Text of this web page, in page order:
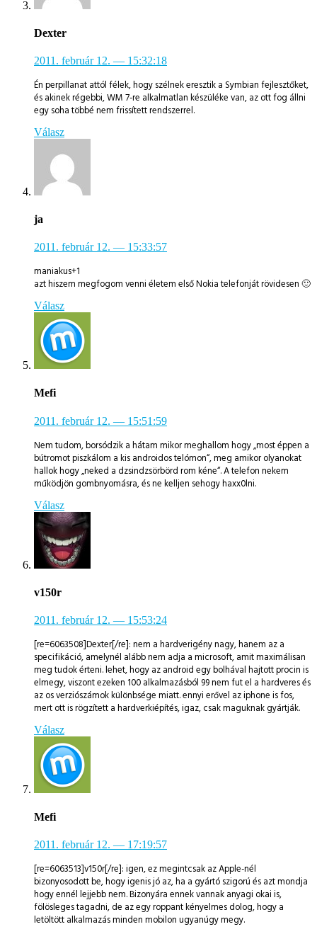
Dexter
2011. február 12. — 15:32:18
Én perpillanat attól félek, hogy szélnek eresztik a Symbian fejlesztőket,
és akinek régebbi, WM 7-re alkalmatlan készüléke van, az ott fog állni
egy soha többé nem frissített rendszerrel.
Válasz
ja
2011. február 12. — 15:33:57
maniakus+1
azt hiszem megfogom venni életem első Nokia telefonját rövidesen 🙂
Válasz
Mefi
2011. február 12. — 15:51:59
Nem tudom, borsódzik a hátam mikor meghallom hogy „most éppen a
bútromot piszkálom a kis androidos telómon“, meg amikor olyanokat
hallok hogy „neked a dzsindzsörbörd rom kéne“. A telefon nekem
működjön gombnyomásra, és ne kelljen sehogy haxx0lni.
Válasz
v150r
2011. február 12. — 15:53:24
[re=6063508]Dexter[/re]: nem a hardverigény nagy, hanem az a
specifikáció, amelynél alább nem adja a microsoft, amit maximálisan
meg tudok érteni. lehet, hogy az android egy bolhával hajtott procin is
elmegy, viszont ezeken 100 alkalmazásból 99 nem fut el a hardveres és
az os verziószámok különbsége miatt. ennyi erővel az iphone is fos,
mert ott is rögzített a hardverkiépítés, igaz, csak maguknak gyártják.
Válasz
Mefi
2011. február 12. — 17:19:57
[re=6063513]v150r[/re]: igen, ez megintcsak az Apple-nél
bizonyosodott be, hogy igenis jó az, ha a gyártó szigorú és azt mondja
hogy ennél lejjebb nem. Bizonyára ennek vannak anyagi okai is,
fölösleges tagadni, de az egy roppant kényelmes dolog, hogy a
letöltött alkalmazás minden mobilon ugyanúgy megy.